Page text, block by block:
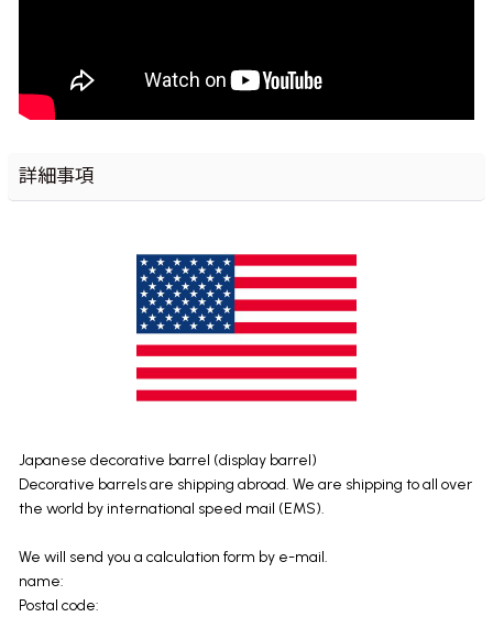
詳細事項
Japanese decorative barrel (display barrel)
Decorative barrels are shipping abroad. We are shipping to all over
the world by international speed mail (EMS).
We will send you a calculation form by e-mail.
name:
Postal code: